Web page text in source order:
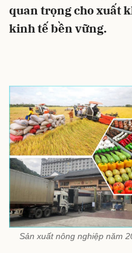
quan trọng cho xuất
kinh tế bền vững.
Sản xuất nông nghiệp năm